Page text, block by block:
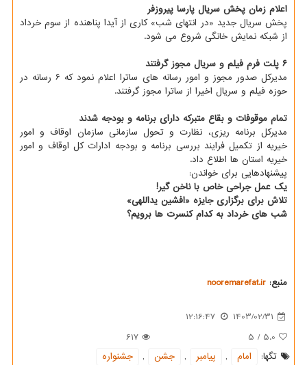
اعلام زمان پخش سریال پارسا پیروزفر
پخش سریال جدید «در انتهای شب» کاری از آیدا پناهنده از سوم خرداد
از شبکه نمایش خانگی شروع می شود.
۶ پلت فرم فیلم و سریال مجوز گرفتند
مدیرکل صدور مجوز و امور رسانه های ساترا اعلام نمود که ۶ رسانه در
حوزه فیلم و سریال اخیرا از ساترا مجوز گرفتند.
تمام موقوفات و بقاع متبرکه دارای برنامه و بودجه شدند
مدیرکل برنامه ریزی، نظارت و تحول سازمانی سازمان اوقاف و امور
خیریه از تکمیل فرایند بررسی برنامه و بودجه ادارات کل اوقاف و امور
خیریه استان ها اطلاع داد.
پیشنهادهایی برای خواندن:
یک عمل جراحی خاص با ناخن گیر!
تلاش برای برگزاری جایزه «افشین یداللهی»
شب های خرداد به کدام کنسرت ها برویم؟
منبع: nooremarefat.ir
1403/02/31
12:16:47
5.0
/
5
617
تگها:
امام , پیامبر , جشن ,
جشنواره